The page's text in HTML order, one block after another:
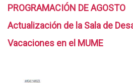
PROGRAMACIÓN DE AGOSTO
Actualización de la Sala de
Vacaciones en el MUME